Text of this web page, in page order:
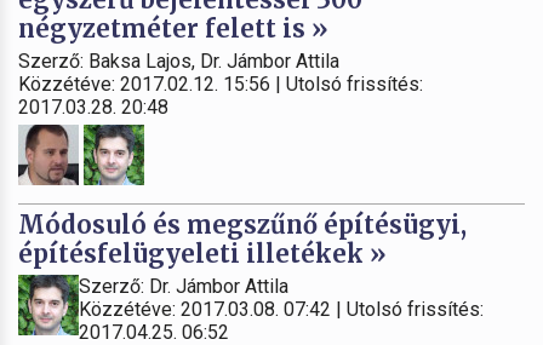
négyzetméter felett is »
Szerző: Baksa Lajos, Dr. Jámbor Attila
Közzétéve: 2017.02.12. 15:56 | Utolsó frissítés:
2017.03.28. 20:48
Módosuló és megszűnő építésügyi,
építésfelügyeleti illetékek »
Szerző: Dr. Jámbor Attila
Közzétéve: 2017.03.08. 07:42 | Utolsó frissítés:
2017.04.25. 06:52